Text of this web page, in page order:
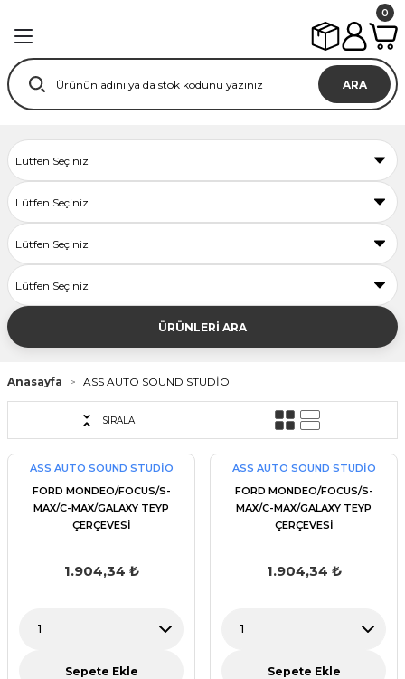
ARA
0
ÜRÜNLERİ ARA
Anasayfa ASS AUTO SOUND STUDİO
SIRALA
ASS AUTO SOUND STUDİO
FORD MONDEO/FOCUS/S-
MAX/C-MAX/GALAXY TEYP
ÇERÇEVESİ
1.904,34 ₺
Sepete Ekle
ASS AUTO SOUND STUDİO
FORD MONDEO/FOCUS/S-
MAX/C-MAX/GALAXY TEYP
ÇERÇEVESİ
1.904,34 ₺
Sepete Ekle